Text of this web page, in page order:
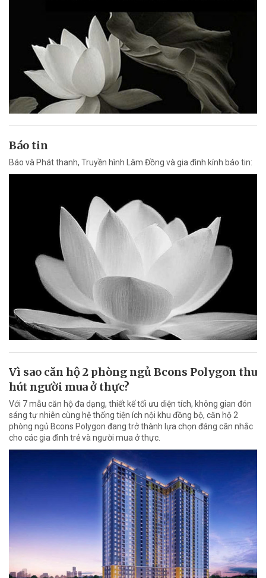
Báo tin
Báo và Phát thanh, Truyền hình Lâm Đồng và gia đình kính báo tin:
Vì sao căn hộ 2 phòng ngủ Bcons Polygon thu
hút người mua ở thực?
Với 7 mẫu căn hộ đa dạng, thiết kế tối ưu diện tích, không gian đón
sáng tự nhiên cùng hệ thống tiện ích nội khu đồng bộ, căn hộ 2
phòng ngủ Bcons Polygon đang trở thành lựa chọn đáng cân nhắc
cho các gia đình trẻ và người mua ở thực.